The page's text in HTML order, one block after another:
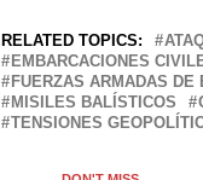
RELATED TOPICS:
EMBARCACIONES
FUERZAS ARMADAS DE
MISILES BALÍSTICOS
TENSIONES